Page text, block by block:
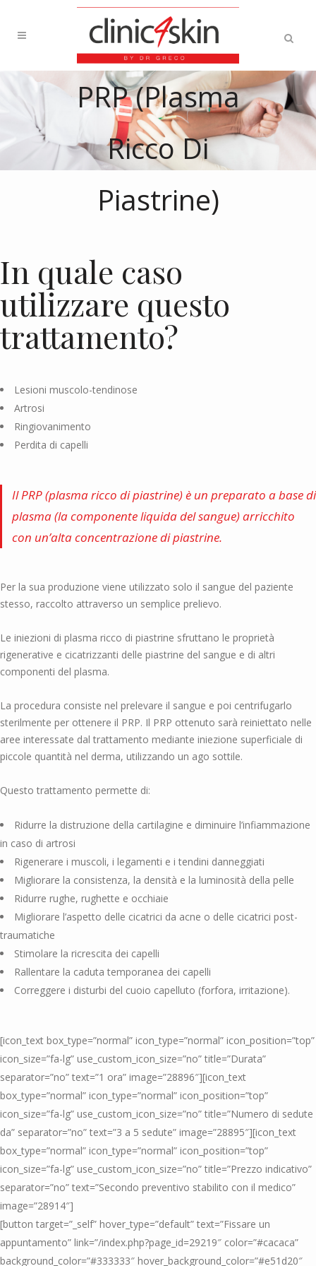
PRP (Plasma
Ricco Di
Piastrine)
In quale caso
utilizzare questo
trattamento?
Lesioni muscolo-tendinose
Artrosi
Ringiovanimento
Perdita di capelli
Il PRP (plasma ricco di piastrine) è un preparato a base di
plasma (la componente liquida del sangue) arricchito
con un’alta concentrazione di piastrine.
Per la sua produzione viene utilizzato solo il sangue del paziente
stesso, raccolto attraverso un semplice prelievo.
Le iniezioni di plasma ricco di piastrine sfruttano le proprietà
rigenerative e cicatrizzanti delle piastrine del sangue e di altri
componenti del plasma.
La procedura consiste nel prelevare il sangue e poi centrifugarlo
sterilmente per ottenere il PRP. Il PRP ottenuto sarà reiniettato nelle
aree interessate dal trattamento mediante iniezione superficiale di
piccole quantità nel derma, utilizzando un ago sottile.
Questo trattamento permette di:
Ridurre la distruzione della cartilagine e diminuire l’infiammazione
in caso di artrosi
Rigenerare i muscoli, i legamenti e i tendini danneggiati
Migliorare la consistenza, la densità e la luminosità della pelle
Ridurre rughe, rughette e occhiaie
Migliorare l’aspetto delle cicatrici da acne o delle cicatrici post-
traumatiche
Stimolare la ricrescita dei capelli
Rallentare la caduta temporanea dei capelli
Correggere i disturbi del cuoio capelluto (forfora, irritazione).
[icon_text box_type=”normal” icon_type=”normal” icon_position=”top”
icon_size=”fa-lg” use_custom_icon_size=”no” title=”Durata”
separator=”no” text=”1 ora” image=”28896″][icon_text
box_type=”normal” icon_type=”normal” icon_position=”top”
icon_size=”fa-lg” use_custom_icon_size=”no” title=”Numero di sedute
da” separator=”no” text=”3 a 5 sedute” image=”28895″][icon_text
box_type=”normal” icon_type=”normal” icon_position=”top”
icon_size=”fa-lg” use_custom_icon_size=”no” title=”Prezzo indicativo”
separator=”no” text=”Secondo preventivo stabilito con il medico”
image=”28914″]
[button target=”_self” hover_type=”default” text=”Fissare un
appuntamento” link=”/index.php?page_id=29219″ color=”#cacaca”
background_color=”#333333″ hover_background_color=”#e51d20″